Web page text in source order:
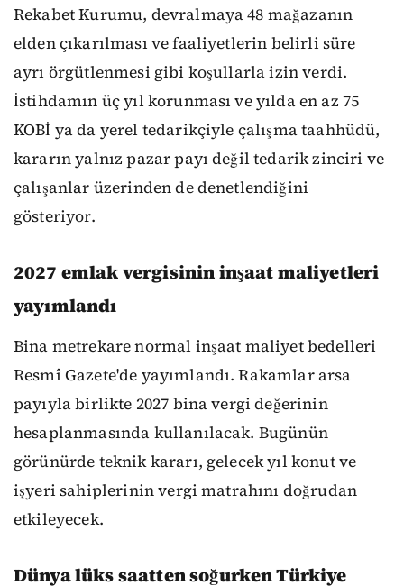
Rekabet Kurumu, devralmaya 48 mağazanın
elden çıkarılması ve faaliyetlerin belirli süre
ayrı örgütlenmesi gibi koşullarla izin verdi.
İstihdamın üç yıl korunması ve yılda en az 75
KOBİ ya da yerel tedarikçiyle çalışma taahhüdü,
kararın yalnız pazar payı değil tedarik zinciri ve
çalışanlar üzerinden de denetlendiğini
gösteriyor.
2027 emlak vergisinin inşaat maliyetleri
yayımlandı
Bina metrekare normal inşaat maliyet bedelleri
Resmî Gazete'de yayımlandı. Rakamlar arsa
payıyla birlikte 2027 bina vergi değerinin
hesaplanmasında kullanılacak. Bugünün
görünürde teknik kararı, gelecek yıl konut ve
işyeri sahiplerinin vergi matrahını doğrudan
etkileyecek.
Dünya lüks saatten soğurken Türkiye